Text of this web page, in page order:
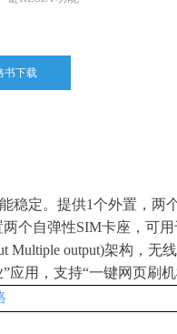
定。提供1个外置，两
个自弹性SIM卡座，可
Multiple output)架构，无
应用，支持“一键网页刷
书下载